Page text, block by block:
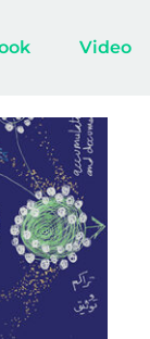
Video